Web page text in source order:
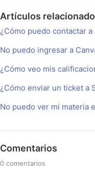
Artículos
¿Cómo puedo contactar
No puedo ingresar a
¿Cómo veo mis
¿Cómo enviar un ticket a
No puedo ver mi materia
Comentarios
0 comentarios